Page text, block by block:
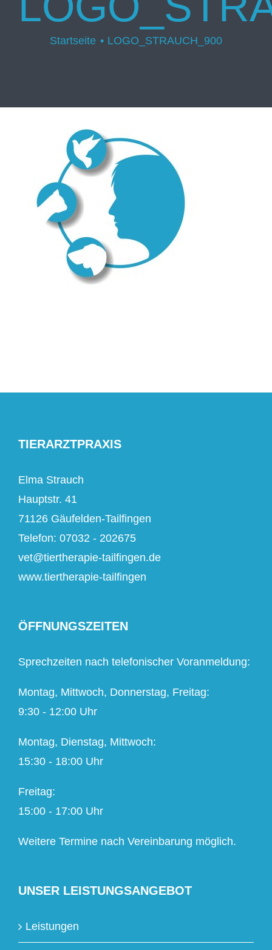
Startseite LOGO_STRAUCH_900
TIERARZTPRAXIS
Elma Strauch
Hauptstr. 41
71126 Gäufelden-Tailfingen
Telefon: 07032 - 202675
vet@tiertherapie-tailfingen.de
www.tiertherapie-tailfingen
ÖFFNUNGSZEITEN
Sprechzeiten nach telefonischer Voranmeldung:
Montag, Mittwoch, Donnerstag, Freitag:
9:30 - 12:00 Uhr
Montag, Dienstag, Mittwoch:
15:30 - 18:00 Uhr
Freitag:
15:00 - 17:00 Uhr
Weitere Termine nach Vereinbarung möglich.
UNSER LEISTUNGSANGEBOT
Leistungen